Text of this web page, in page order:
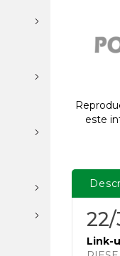
este
22/
Link-